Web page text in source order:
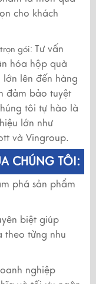
cho khách
gói: Tư vấn
hóa hộp quà
lên đến hàng
đảm bảo tuyệt
tôi tự hào là
lớn như
và Vingroup.
CHÚNG TÔI:
phá sản phẩm
biệt giúp
theo từng nhu
nghiệp